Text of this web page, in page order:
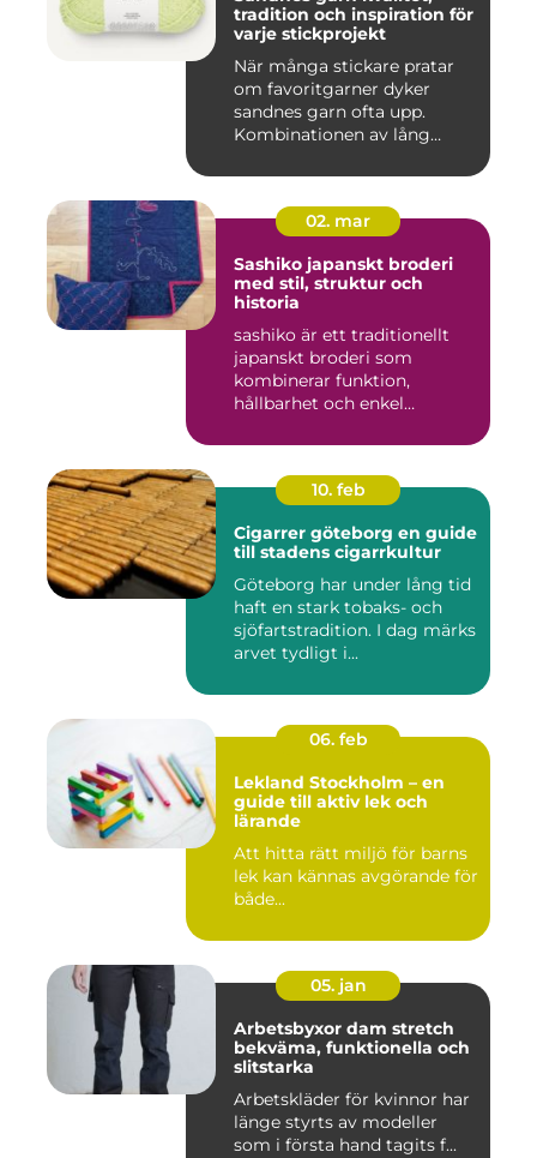
tradition och inspiration för
varje stickprojekt
När många stickare pratar
om favoritgarner dyker
sandnes garn ofta upp.
Kombinationen av lång
02. mar
Sashiko japanskt broderi
med stil, struktur och
historia
sashiko är ett traditionellt
japanskt broderi som
kombinerar funktion,
hållbarhet och enkel
10. feb
Cigarrer göteborg en guide
till stadens cigarrkultur
Göteborg har under lång tid
haft en stark tobaks- och
sjöfartstradition. I dag märks
arvet tydligt i...
06. feb
Lekland Stockholm – en
guide till aktiv lek och
lärande
Att hitta rätt miljö för barns
lek kan kännas avgörande för
både...
05. jan
Arbetsbyxor dam stretch
bekväma, funktionella och
slitstarka
Arbetskläder för kvinnor har
länge styrts av modeller
som i första hand tagits f...